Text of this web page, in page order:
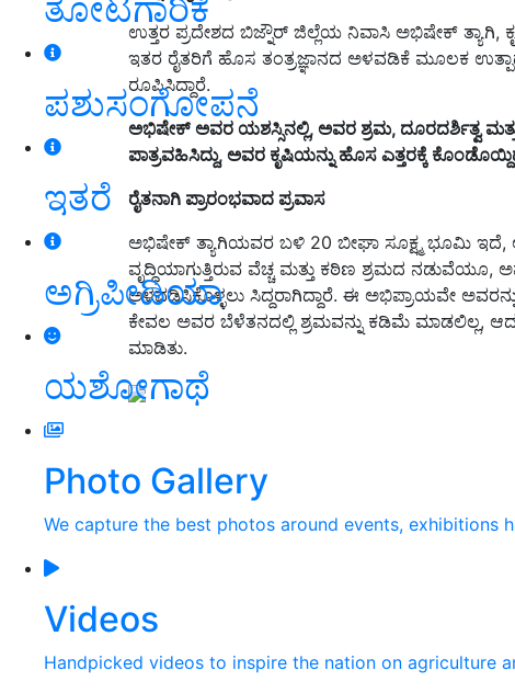
ತೋಟಗಾರಿಕೆ
ಪಶುಸಂಗೋಪನೆ
ಇತರೆ
ಅಗ್ರಿಪೀಡಿಯಾ
ಯಶೋಗಾಥೆ
Photo Gallery
We capture the best photos around events, exhibitions
Videos
Handpicked videos to inspire the nation on agriculture
ಉತ್ತರ ಪ್ರದೇಶದ ಬಿಜ್ನೌರ್ ಜಿಲ್ಲೆಯ ನಿವಾಸಿ ಅಭಿಷೇಕ್ ತ್ಯಾಗಿ,
ಇತರ ರೈತರಿಗೆ ಹೊಸ ತಂತ್ರಜ್ಞಾನದ ಅಳವಡಿಕೆ ಮೂಲಕ
ರೂಪಿಸಿದ್ದಾರೆ.
ಅಭಿಷೇಕ್ ಅವರ ಯಶಸ್ಸಿನಲ್ಲಿ, ಅವರ ಶ್ರಮ, ದೂರದರ್ಶಿತ್ವ
ಪಾತ್ರವಹಿಸಿದ್ದು, ಅವರ ಕೃಷಿಯನ್ನು ಹೊಸ ಎತ್ತರಕ್ಕೆ
ರೈತನಾಗಿ ಪ್ರಾರಂಭವಾದ ಪ್ರವಾಸ
ಅಭಿಷೇಕ್ ತ್ಯಾಗಿಯವರ ಬಳಿ 20 ಬೀಘಾ ಸೂಕ್ಷ್ಮ ಭೂಮಿ ಇದೆ,
ವೃದ್ಧಿಯಾಗುತ್ತಿರುವ ವೆಚ್ಚ ಮತ್ತು ಕಠಿಣ ಶ್ರಮದ ನಡುವೆಯೂ,
ಅಳವಡಿಸಿಕೊಳ್ಳಲು ಸಿದ್ದರಾಗಿದ್ದಾರೆ. ಈ ಅಭಿಪ್ರಾಯವೇ
ಕೇವಲ ಅವರ ಬೆಳೆತನದಲ್ಲಿ ಶ್ರಮವನ್ನು ಕಡಿಮೆ ಮಾಡಲಿಲ್ಲ,
ಮಾಡಿತು.